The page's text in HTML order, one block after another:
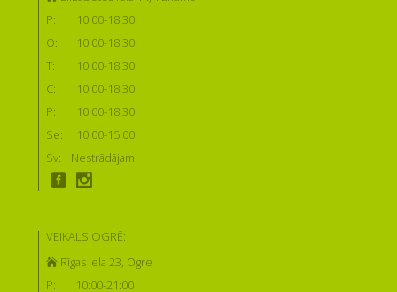
P:
10:00-18:30
O:
10:00-18:30
T:
10:00-18:30
C:
10:00-18:30
P:
10:00-18:30
Se:
10:00-15:00
Sv:
Nestrādājam
VEIKALS OGRĒ:
Rīgas iela 23, Ogre
P:
10:00-21:00